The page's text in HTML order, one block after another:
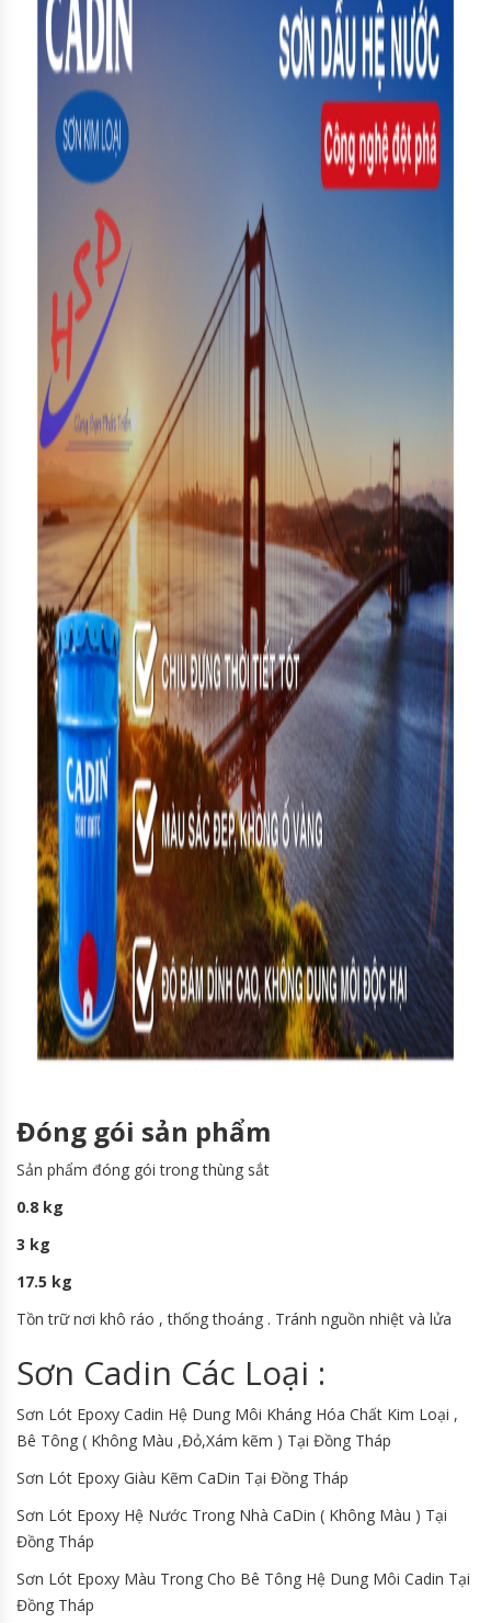
Đóng gói sản phẩm
Sản phẩm đóng gói trong thùng sắt
0.8 kg
3 kg
17.5 kg
Tồn trữ nơi khô ráo , thống thoáng . Tránh nguồn nhiệt và lửa
Sơn Cadin Các Loại :
Sơn Lót Epoxy Cadin Hệ Dung Môi Kháng Hóa Chất Kim Loại ,
Bê Tông ( Không Màu ,Đỏ,Xám kẽm ) Tại Đồng Tháp
Sơn Lót Epoxy Giàu Kẽm CaDin Tại Đồng Tháp
Sơn Lót Epoxy Hệ Nước Trong Nhà CaDin ( Không Màu ) Tại
Đồng Tháp
Sơn Lót Epoxy Màu Trong Cho Bê Tông Hệ Dung Môi Cadin Tại
Đồng Tháp